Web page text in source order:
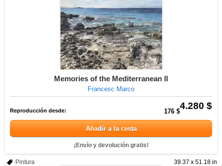
Memories of the Mediterranean II
Francesc Marco
4.280 $
Reproducción desde: 176 $
Añadir a la cesta
¡Envío y devolución gratis!
39.37 x 51.18 in
Pintura